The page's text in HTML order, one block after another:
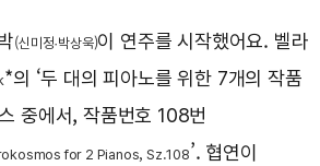
(신미정·박상욱)이 연주를 시작했어요. 벨라
*의 ‘두 대의 피아노를 위한 7개의 작품
중에서, 작품번호 108번
for 2 Pianos, Sz.108’. 협연이